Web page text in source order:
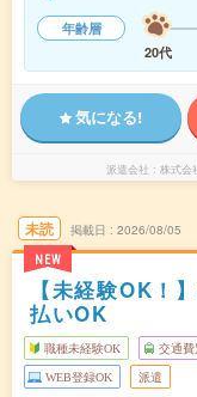
年齢層
20代
気になる!
派遣会社 株式会
未読
NEW
掲載日 2026/08/05
【未経験OK！
払いOK
職種未経験OK 交通費
WEB登録OK 派遣